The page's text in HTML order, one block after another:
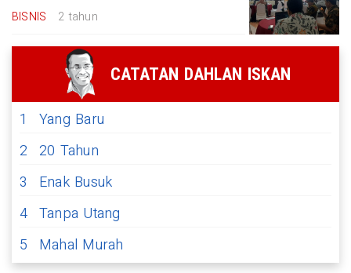
BISNIS 2 tahun
CATATAN DAHLAN ISKAN
1
Yang Baru
2 20 Tahun
3
Enak Busuk
4 Tanpa Utang
5
Mahal Murah